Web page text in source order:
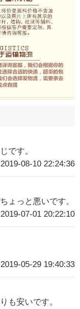
です。
2019-08-10 22:24:36
ょっと悪いです。
2019-07-01 20:22:10
2019-05-29 19:40:33
も安いです。